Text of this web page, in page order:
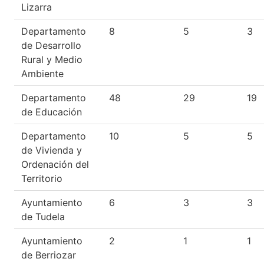
Lizarra
Departamento
de Desarrollo
Rural y Medio
Ambiente
8 5 3
Departamento
de Educación
48 29 19
Departamento
de Vivienda y
Ordenación del
Territorio
10 5 5
Ayuntamiento
de Tudela
6 3 3
Ayuntamiento
de Berriozar
2 1 1